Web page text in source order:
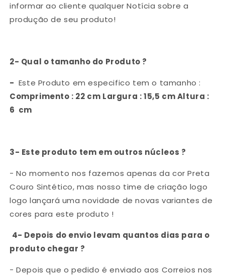
informar ao cliente qualquer Notícia sobre a
produção de seu produto!
2- Qual o tamanho do Produto ?
- Este Produto em especifico tem o tamanho :
Comprimento : 22 cm Largura :15,5 cm Altura :
6 cm
3- Este produto tem em outros núcleos ?
- No momento nos fazemos apenas da cor Preta
Couro Sintético, mas nosso time de criação logo
logo lançará uma novidade de novas variantes de
cores para este produto !
4- Depois do envio levam quantos dias para o
produto chegar ?
- Depois que o pedido é enviado aos Correios nos